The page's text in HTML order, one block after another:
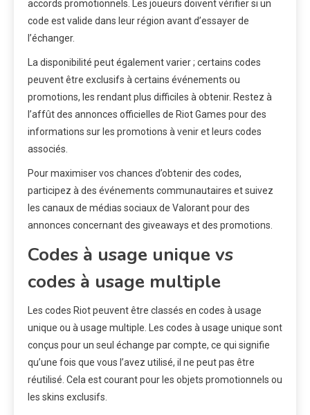
accords promotionnels. Les joueurs doivent vérifier si un
code est valide dans leur région avant d’essayer de
l’échanger.
La disponibilité peut également varier ; certains codes
peuvent être exclusifs à certains événements ou
promotions, les rendant plus difficiles à obtenir. Restez à
l’affût des annonces officielles de Riot Games pour des
informations sur les promotions à venir et leurs codes
associés.
Pour maximiser vos chances d’obtenir des codes,
participez à des événements communautaires et suivez
les canaux de médias sociaux de Valorant pour des
annonces concernant des giveaways et des promotions.
Codes à usage unique vs
codes à usage multiple
Les codes Riot peuvent être classés en codes à usage
unique ou à usage multiple. Les codes à usage unique sont
conçus pour un seul échange par compte, ce qui signifie
qu’une fois que vous l’avez utilisé, il ne peut pas être
réutilisé. Cela est courant pour les objets promotionnels ou
les skins exclusifs.